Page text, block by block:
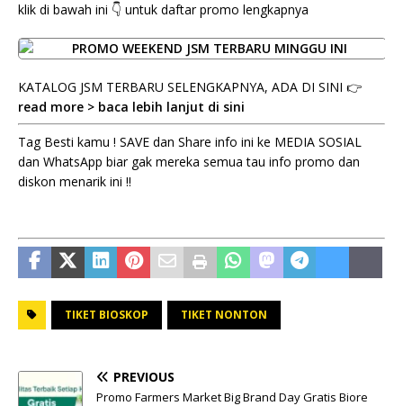
klik di bawah ini 👇 untuk daftar promo lengkapnya
KATALOG JSM TERBARU SELENGKAPNYA, ADA DI SINI 👉
read more > baca lebih lanjut di sini
Tag Besti kamu ! SAVE dan Share info ini ke MEDIA SOSIAL
dan WhatsApp biar gak mereka semua tau info promo dan
diskon menarik ini !!
TIKET BIOSKOP TIKET NONTON
PREVIOUS
Promo Farmers Market Big Brand Day Gratis Biore